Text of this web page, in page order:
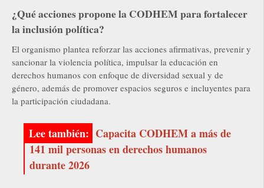
¿Qué acciones propone la CODHEM para fortalecer
la inclusión política?
El organismo plantea reforzar las acciones afirmativas, prevenir y
sancionar la violencia política, impulsar la educación en
derechos humanos con enfoque de diversidad sexual y de
género, además de promover espacios seguros e incluyentes para
la participación ciudadana.
Capacita CODHEM a más de
141 mil personas en derechos humanos
durante 2026